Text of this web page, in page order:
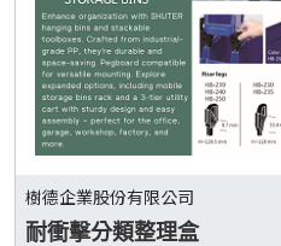
樹德企業股份有限公司
耐衝擊分類整理盒